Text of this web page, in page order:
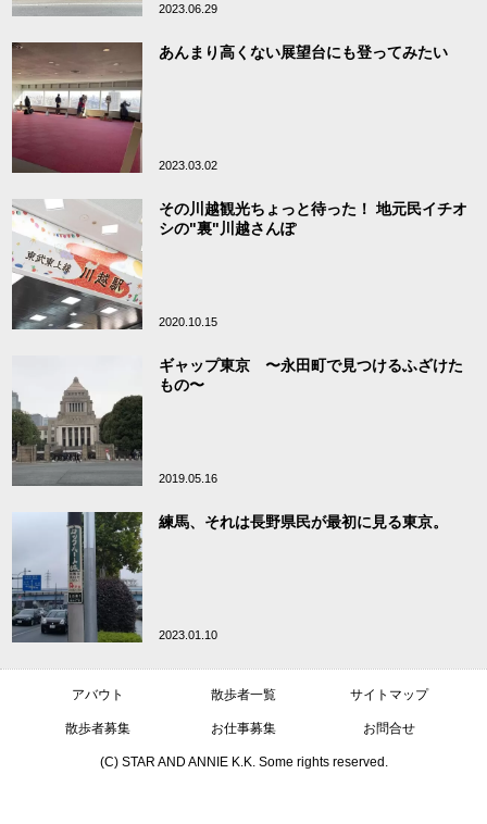
2023.06.29
あんまり高くない展望台にも登ってみたい
2023.03.02
その川越観光ちょっと待った！ 地元民イチオ
シの"裏"川越さんぽ
2020.10.15
ギャップ東京 〜永田町で見つけるふざけた
もの〜
2019.05.16
練馬、それは長野県民が最初に見る東京。
2023.01.10
アバウト 散歩者一覧 サイトマップ
散歩者募集 お仕事募集 お問合せ
(C) STAR AND ANNIE K.K. Some rights reserved.